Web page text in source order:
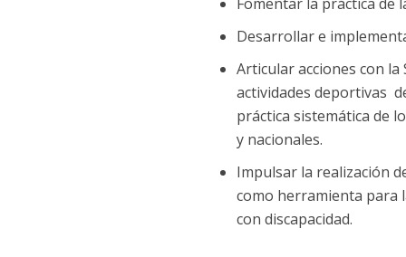
Desarrollar e
Articular acciones con
actividades deportivas
práctica sistemática de
y nacionales.
Impulsar la realización
como herramienta para
con discapacidad.